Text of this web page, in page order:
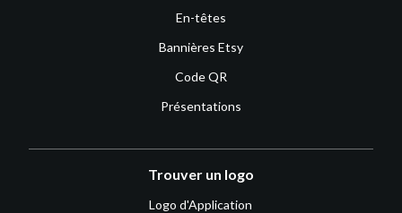
En-têtes
Bannières Etsy
Code QR
Présentations
Trouver un logo
Logo d'Application